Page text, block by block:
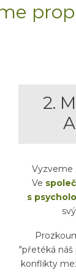
2.
Vyzveme
Ve
s
"přetéká náš
konflikty